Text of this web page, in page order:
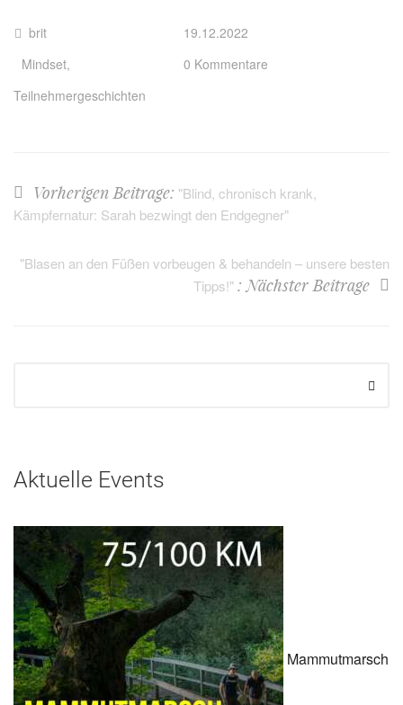
brit
Mindset,
Teilnehmergeschichten
19.12.2022
0 Kommentare
Vorherigen Beitrage: "Blind, chronisch krank,
Kämpfernatur: Sarah bezwingt den Endgegner"
"Blasen an den Füßen vorbeugen & behandeln – unsere besten
Tipps!": Nächster Beitrage
Aktuelle Events
Mammutmarsch